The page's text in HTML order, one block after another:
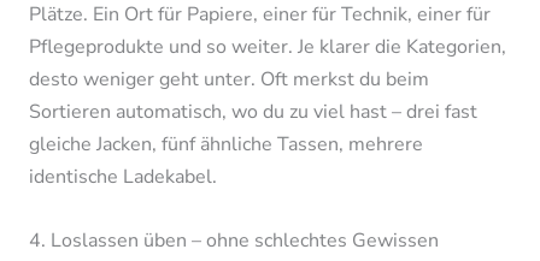
Plätze. Ein Ort für Papiere, einer für Technik, einer für
Pflegeprodukte und so weiter. Je klarer die Kategorien,
desto weniger geht unter. Oft merkst du beim
Sortieren automatisch, wo du zu viel hast – drei fast
gleiche Jacken, fünf ähnliche Tassen, mehrere
identische Ladekabel.
4. Loslassen üben – ohne schlechtes Gewissen